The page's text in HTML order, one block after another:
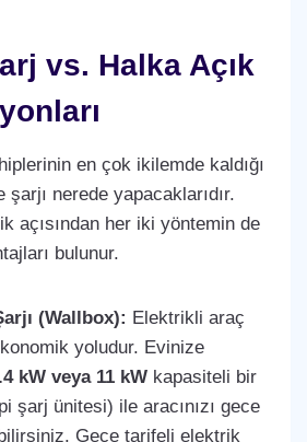
vs. Halka Açık
en çok ikilemde kaldığı
nerede yapacaklarıdır.
açısından her iki yöntemin de
bulunur.
(Wallbox): Elektrikli araç
yoludur. Evinize
kW veya 11 kWkapasiteli bir
şarj ünitesi) ile aracınızı gece
Gece tarifeli elektrik